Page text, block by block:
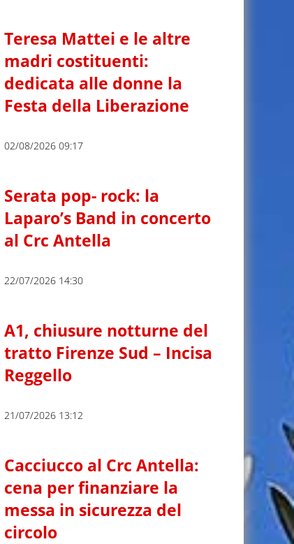
Teresa Mattei e le altre
madri costituenti:
dedicata alle donne la
Festa della Liberazione
02/08/2026 09:17
Serata pop- rock: la
Laparo’s Band in concerto
al Crc Antella
22/07/2026 14:30
A1, chiusure notturne del
tratto Firenze Sud – Incisa
Reggello
21/07/2026 13:12
Cacciucco al Crc Antella:
cena per finanziare la
messa in sicurezza del
circolo